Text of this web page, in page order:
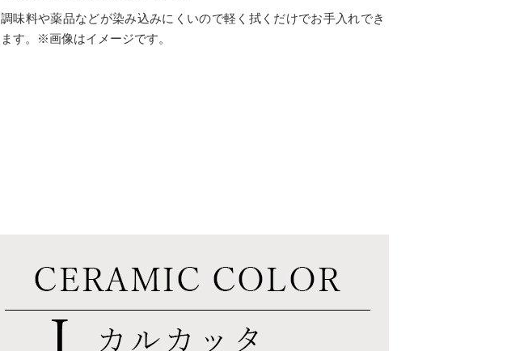
調味料や薬品などが染み込みにくいので軽く拭くだけでお手入れでき
ます。※画像はイメージです。